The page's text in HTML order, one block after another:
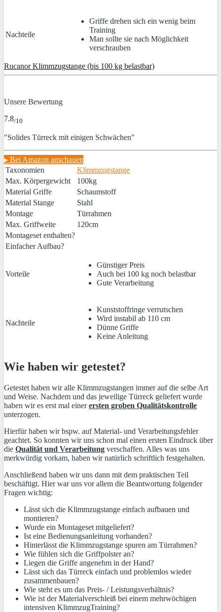
Nachteile
Griffe drehen sich ein wenig beim
Training
Man sollte sie nach Möglichkeit
verschrauben
Rucanor Klimmzugstange (bis 100 kg belastbar)
Unsere Bewertung
7.8/10
"Solides Türreck mit einigen Schwächen"
▸ Bei Amazon anschauen
Taxonomien
Klimmzugstange
Max. Körpergewicht
100kg
Material Griffe
Schaumstoff
Material Stange
Stahl
Montage
Türrahmen
Max. Griffweite
120cm
Montageset enthalten?
Einfacher Aufbau?
Vorteile
Günstiger Preis
Auch bei 100 kg noch belastbar
Gute Verarbeitung
Nachteile
Kunststoffringe verrutschen
Wird instabil ab 110 cm
Dünne Griffe
Keine Anleitung
Wie haben wir getestet?
Getestet haben wir alle Klimmzugstangen immer auf die selbe Art
und Weise. Nachdem und das jeweilige Türreck geliefert wurde
haben wir es erst mal einerersten groben Qualitätskontrolle
unterzogen.
Hierfür haben wir bspw. auf Material- und Verarbeitungsfehler
geachtet. So konnten wir uns schon mal einen ersten Eindruck über
die Qualität und Verarbeitung verschaffen. Alles was uns
merkwürdig vorkam, haben wir natürlich schriftlich festgehalten.
Anschließend haben wir uns dann mit dem praktischen Teil
beschäftigt. Hier war uns vor allem die Beantwortung folgender
Fragen wichtig:
Lässt sich die Klimmzugstange einfach aufbauen und
montieren?
Wurde ein Montageset mitgeliefert?
Ist eine Bedienungsanleitung vorhanden?
Hinterlässt die Klimmzugstange spuren am Türrahmen?
Wie fühlen sich die Griffpolster an?
Liegen die Griffe angenehm in der Hand?
Lässt sich das Türreck einfach und problemlos wieder
zusammenbauen?
Wie steht es um das Preis- / Leistungsverhältnis?
Wie ist der Materialverschleiß bei einem mehrwöchigen
intensiven KlimmzugTraining?